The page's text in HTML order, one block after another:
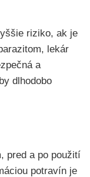
riziko, ak je
lekár
a
dlhodobo
pred a po použití
potravín je